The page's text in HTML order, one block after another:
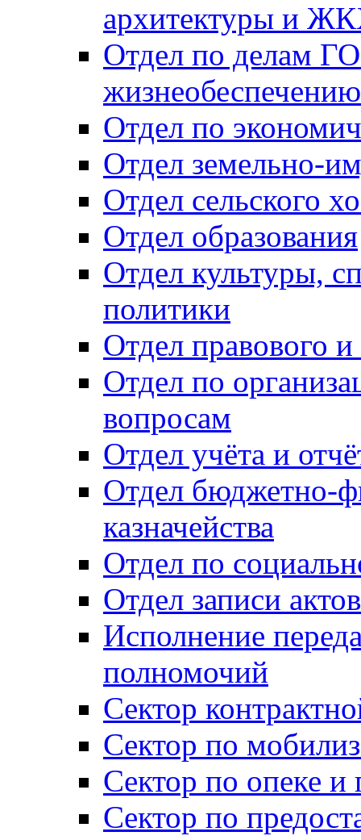
архитектуры и
Отдел по делам
Отдел по
Отдел земельно-
Отдел сельского
Отдел образования
Отдел культуры,
политики
Отдел правового
Отдел по
вопросам
Отдел учёта и
Отдел бюджетно-
казначейства
Отдел по
Отдел записи
Исполнение
полномочий
Сектор
Сектор по
Сектор по опеке и
Сектор по